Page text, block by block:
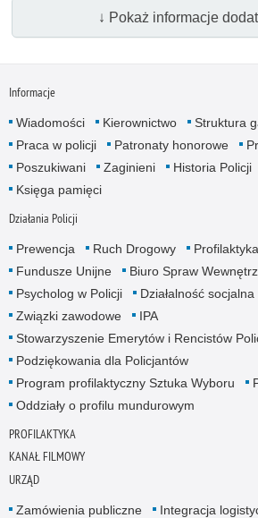
↓ Pokaż informacje
Informacje
Wiadomości Kierownictwo
Struktura
Praca w policji
Patronaty honorowe
Poszukiwani
Zaginieni Historia Policji
Księga pamięci
Działania Policji
Prewencja Ruch Drogowy Profilaktyka
Fundusze Unijne
Biuro Spraw
Psycholog w Policji
Działalność socjalna
Związki zawodowe
IPA
Stowarzyszenie Emerytów i Rencistów
Podziękowania dla Policjantów
Program profilaktyczny Sztuka Wyboru
Oddziały o profilu mundurowym
PROFILAKTYKA
KANAŁ FILMOWY
URZĄD
Zamówienia publiczne
Integracja